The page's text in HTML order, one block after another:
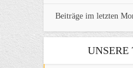
Beiträge im letzten
UNSERE